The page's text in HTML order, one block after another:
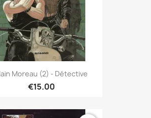
Moreau (2) - Détective
€15.00